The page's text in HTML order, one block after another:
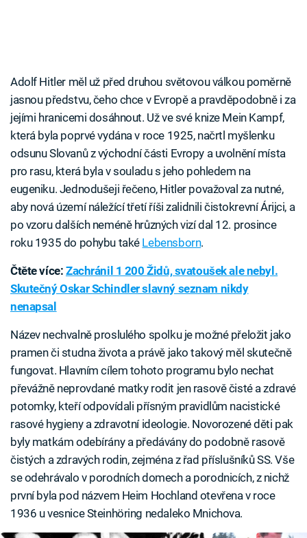
Adolf Hitler měl už před druhou světovou válkou poměrně
jasnou předstvu, čeho chce v Evropě a pravděpodobně i za
jejími hranicemi dosáhnout. Už ve své knize Mein Kampf,
která byla poprvé vydána v roce 1925, načrtl myšlenku
odsunu Slovanů z východní části Evropy a uvolnění místa
pro rasu, která byla v souladu s jeho pohledem na
eugeniku. Jednodušeji řečeno, Hitler považoval za nutné,
aby nová území náležící třetí říši zalidnili čistokrevní Árijci, a
po vzoru dalších neméně hrůzných vizí dal 12. prosince
roku 1935 do pohybu také Lebensborn.
Čtěte více: Zachránil 1 200 Židů, svatoušek ale nebyl.
Skutečný Oskar Schindler slavný seznam nikdy
nenapsal
Název nechvalně proslulého spolku je možné přeložit jako
pramen či studna života a právě jako takový měl skutečně
fungovat. Hlavním cílem tohoto programu bylo nechat
převážně neprovdané matky rodit jen rasově čisté a zdravé
potomky, kteří odpovídali přísným pravidlům nacistické
rasové hygieny a zdravotní ideologie. Novorozené děti pak
byly matkám odebírány a předávány do podobně rasově
čistých a zdravých rodin, zejména z řad příslušníků SS. Vše
se odehrávalo v porodních domech a porodnicích, z nichž
první byla pod názvem Heim Hochland otevřena v roce
1936 u vesnice Steinhöring nedaleko Mnichova.